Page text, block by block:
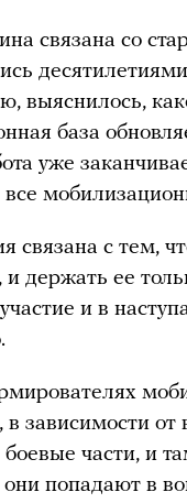
связана со
выяснилось,
база
уже
все
связана с тем,
и держать ее
и в
зависимости от
части, и
попадают в